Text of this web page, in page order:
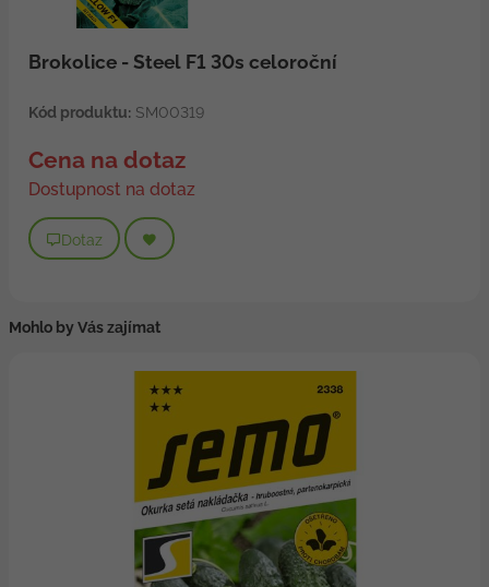
Brokolice - Steel F1 30s celoroční
Kód produktu:SM00319
Cena na dotaz
Dostupnost na dotaz
Dotaz
Mohlo by Vás zajímat